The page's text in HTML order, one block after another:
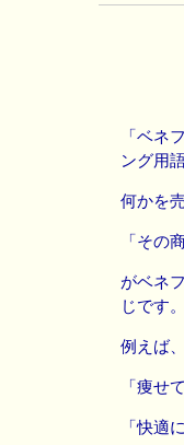
「ベネ
ング用
何かを
「その
がベネ
じです。
例えば、
「痩せ
「快適